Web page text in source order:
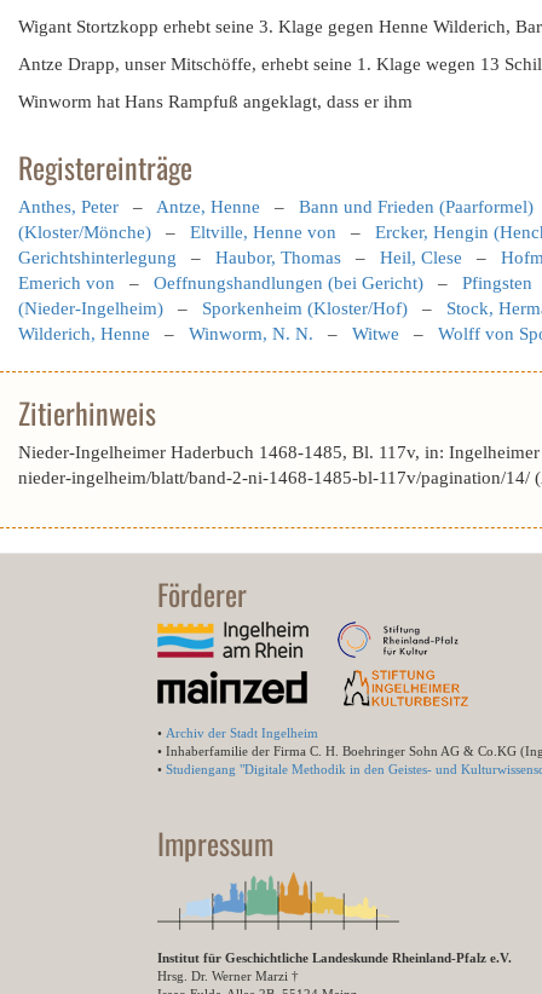
Wigant Stortzkopp erhebt seine 3. Klage gegen Henne Wilderich,
Antze Drapp, unser Mitschöffe, erhebt seine 1. Klage wegen 13
Winworm hat Hans Rampfuß angeklagt, dass er ihm
Registereinträge
Anthes, Peter – Antze, Henne – Bann und Frieden (Paarformel)
(Kloster/Mönche) – Eltville, Henne von – Ercker, Hengin
Gerichtshinterlegung – Haubor, Thomas – Heil, Clese –
Emerich von – Oeffnungshandlungen (bei Gericht) – Pfingsten
(Nieder-Ingelheim) – Sporkenheim (Kloster/Hof) – Stock,
Wilderich, Henne – Winworm, N. N. – Witwe – Wolff von
Zitierhinweis
Nieder-Ingelheimer Haderbuch 1468-1485, Bl. 117v, in:
nieder-ingelheim/blatt/band-2-ni-1468-1485-bl-117v/pagination/14/
Förderer
• Archiv der Stadt Ingelheim
• Inhaberfamilie der Firma C. H. Boehringer Sohn AG & Co.KG
• Studiengang "Digitale Methodik in den Geistes- und
Impressum
Institut für Geschichtliche Landeskunde Rheinland-Pfalz e.V.
Hrsg. Dr. Werner Marzi †